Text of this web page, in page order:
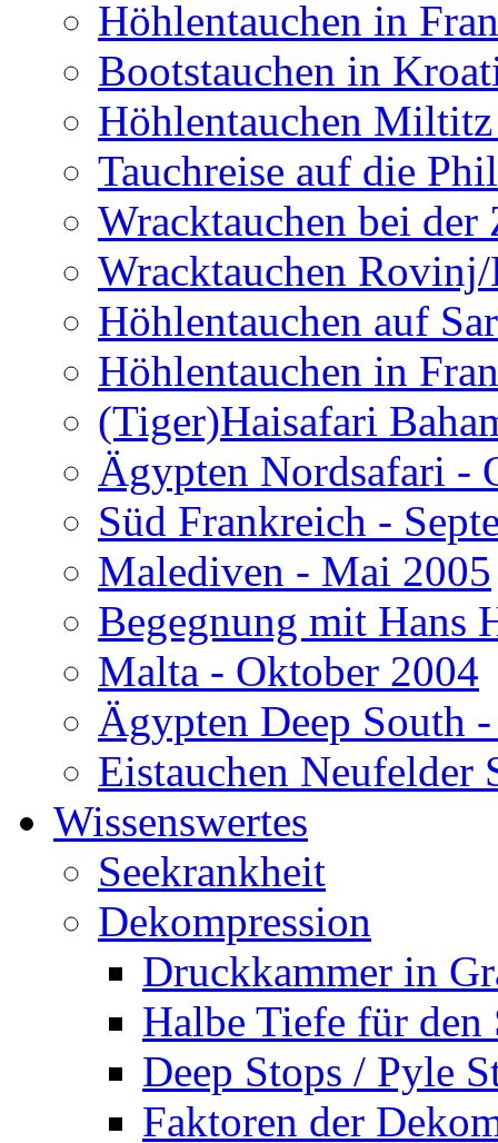
Höhlentauchen in
Bootstauchen in
Höhlentauchen
Tauchreise auf die
Wracktauchen bei der
Wracktauchen
Höhlentauchen auf
Höhlentauchen in
(Tiger)Haisafari
Ägypten Nordsafari -
Süd Frankreich -
Malediven - Mai 2005
Begegnung mit Hans
Malta - Oktober 2004
Ägypten Deep South
Eistauchen Neufelder
Wissenswertes
Seekrankheit
Dekompression
Druckkammer in
Halbe Tiefe für den
Deep Stops / Pyle
Faktoren der